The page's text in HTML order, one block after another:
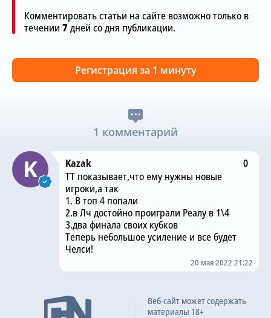
Комментировать статьи на сайте возможно только в
течении 7дней со дня публикации.
Регистрация за 1 минуту
1 комментарий
Kazak
0
ТТ показывает,что ему нужны новые
игроки,а так
1. В топ 4 попали
2.в Лч достойно проиграли Реалу в 1\4
3.два финала своих кубков
Теперь небольшое усиление и все будет
Челси!
20 мая 2022 21:22
Веб-сайт может содержать
материалы 18+